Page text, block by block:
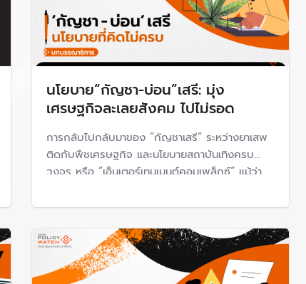
นโยบาย“กัญชา-บ่อน”เสรี: มุ่ง
เศรษฐกิจละเลยสังคม ไปไม่รอด
การกลับไปกลับมาของ “กัญชาเสรี“ ระหว่างยาเสพ
ติดกับพืชเศรษฐกิจ และนโยบายสถาบันเทิงครบ
วงจร หรือ “เอ็นเตอร์เทนเมนต์คอมเพล็กซ์“ แม้ว่า
มาจากความขัดแย้งทางการเมือง แต่อีกด้านหนึ่งมา
ของไทย